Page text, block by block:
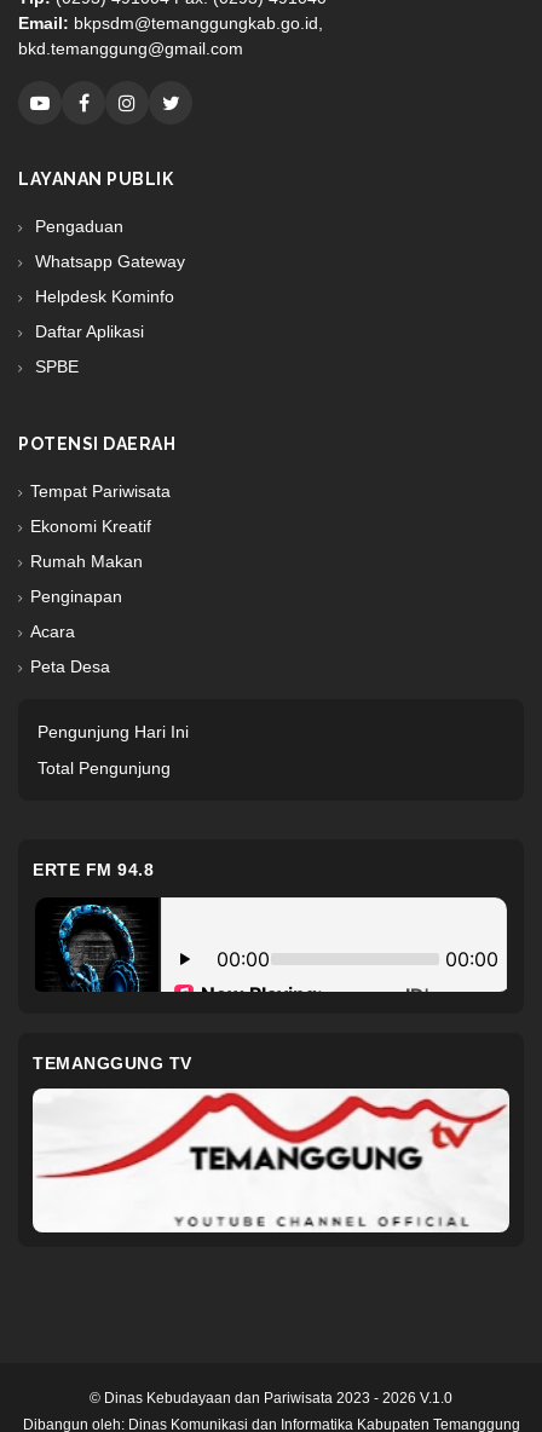
Email: bkpsdm@temanggungkab.go.id,
bkd.temanggung@gmail.com
LAYANAN PUBLIK
Pengaduan
Whatsapp Gateway
Helpdesk Kominfo
Daftar Aplikasi
SPBE
POTENSI DAERAH
Tempat Pariwisata
Ekonomi Kreatif
Rumah Makan
Penginapan
Acara
Peta Desa
Pengunjung Hari Ini
Total Pengunjung
ERTE FM 94.8
TEMANGGUNG TV
© Dinas Kebudayaan dan Pariwisata 2023 - 2026 V.1.0
Dibangun oleh: Dinas Komunikasi dan Informatika Kabupaten Temanggung